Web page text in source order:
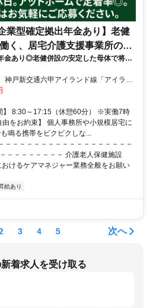
業型確定拠出年金あり】老健
く、居宅介護支援事業所のケ
金あり◎老健併設の安定した母体で将来
約9分 阪神「魚崎駅」から六甲ライナー
「大阪駅」からも30〜40分圏内で、毎
】 8:30～17:15（休憩60分） ※実働7時
をお約束】 個人事務所や小規模居宅に
鳴る携帯をビクビクしな...
－－－－－－－－－－－－－－－－－－
－－－－－－－－ 介護老人保健施設
おけるケアマネジャー業務全般をお願い
給あり
3 4 5 次へ
着求人を受け取る